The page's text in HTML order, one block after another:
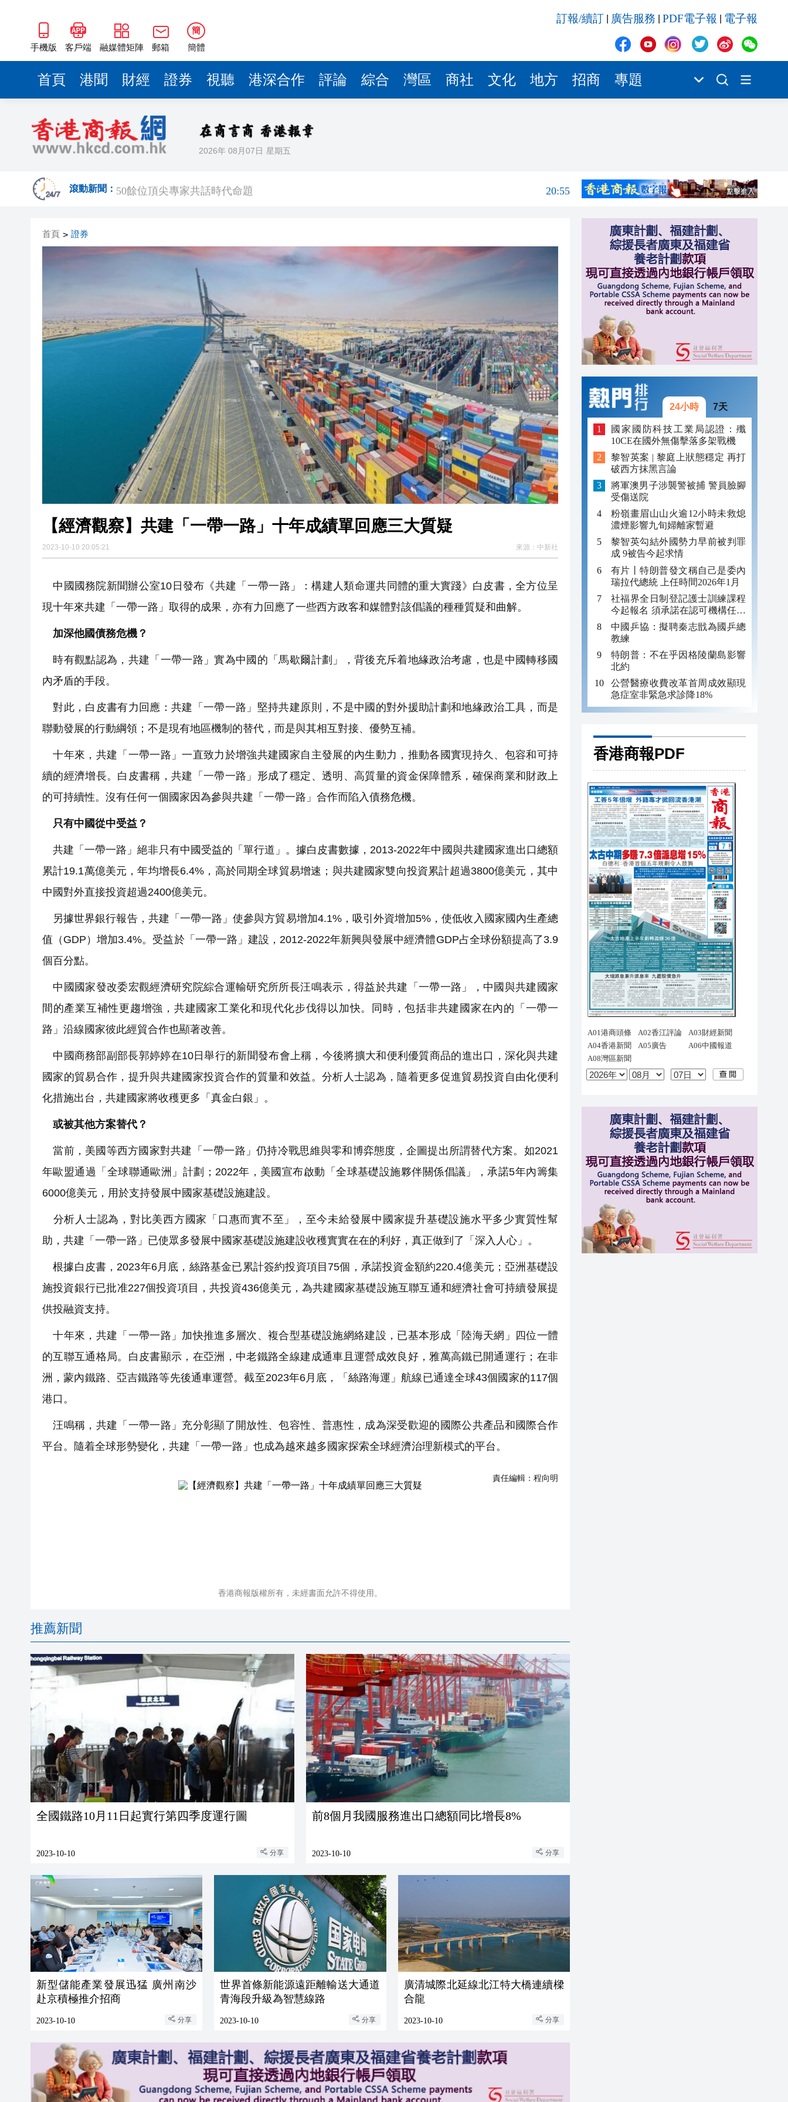
手機版 客戶端 融媒體矩陣 郵箱
簡
簡體
訂報/續訂 廣告服務 PDF電子報 電子報
首頁 港聞 財經 證券 視聽 港深合作 評論 綜合 灣區 商社 文化 地方 招商 專題
2026年 08月07日 星期五
滾動新聞：
海南澄邁文儒煥新升級 五組數據見證文儒沉香從傳統邁向現代
20:42
梁振英率港區全國政協委員考察團來瓊考察
2025年海南儋州以舊換新帶動消費約18億元
20:41
瀋陽鐵西校園閱讀活動解鎖閱讀新玩法
黎智英案｜吳良好：依法公正處理黎智英求情 罪證如山豈能妄想輕判
50餘位頂尖專家共話時代命題
20:55
2025年海南儋州以舊換新帶動消費約18億元
山東26戶省屬國企去年合計營收2.58萬億 利潤總額近936億
瀋陽鐵西校園閱讀活動解鎖閱讀新玩法
黎智英案｜吳良好：依法公正處理黎智英求情 罪證如山豈能妄想輕判
21:08
騰出更多時間專注做好宏福苑火災獨立委員會工作 李家超暫停3項公職委任
21:04
50餘位頂尖專家共話時代命題
20:55
海南澄邁文儒煥新升級 五組數據見證文儒沉香從傳統邁向現代
20:42
梁振英率港區全國政協委員考察團來瓊考察
20:42
2025年海南儋州以舊換新帶動消費約18億元
20:41
山東26戶省屬國企去年合計營收2.58萬億 利潤總額近936億
20:40
瀋陽鐵西校園閱讀活動解鎖閱讀新玩法
20:39
首頁 > 證券
【經濟觀察】共建「一帶一路」十年成績單回應三大質疑
2023-10-10 20:05:21 來源： 中新社
中國國務院新聞辦公室10日發布《共建「一帶一路」：構建人類命運共同體的重大實踐》白皮書，全方位呈
現十年來共建「一帶一路」取得的成果，亦有力回應了一些西方政客和媒體對該倡議的種種質疑和曲解。
加深他國債務危機？
時有觀點認為，共建「一帶一路」實為中國的「馬歇爾計劃」，背後充斥着地緣政治考慮，也是中國轉移國
內矛盾的手段。
對此，白皮書有力回應：共建「一帶一路」堅持共建原則，不是中國的對外援助計劃和地緣政治工具，而是
聯動發展的行動綱領；不是現有地區機制的替代，而是與其相互對接、優勢互補。
十年來，共建「一帶一路」一直致力於增強共建國家自主發展的內生動力，推動各國實現持久、包容和可持
續的經濟增長。白皮書稱，共建「一帶一路」形成了穩定、透明、高質量的資金保障體系，確保商業和財政上
的可持續性。沒有任何一個國家因為參與共建「一帶一路」合作而陷入債務危機。
只有中國從中受益？
共建「一帶一路」絕非只有中國受益的「單行道」。據白皮書數據，2013-2022年中國與共建國家進出口總額
累計19.1萬億美元，年均增長6.4%，高於同期全球貿易增速；與共建國家雙向投資累計超過3800億美元，其中
中國對外直接投資超過2400億美元。
另據世界銀行報告，共建「一帶一路」使參與方貿易增加4.1%，吸引外資增加5%，使低收入國家國內生產總
值（GDP）增加3.4%。受益於「一帶一路」建設，2012-2022年新興與發展中經濟體GDP占全球份額提高了3.9
個百分點。
中國國家發改委宏觀經濟研究院綜合運輸研究所所長汪鳴表示，得益於共建「一帶一路」，中國與共建國家
間的產業互補性更趨增強，共建國家工業化和現代化步伐得以加快。同時，包括非共建國家在內的「一帶一
路」沿線國家彼此經貿合作也顯著改善。
中國商務部副部長郭婷婷在10日舉行的新聞發布會上稱，今後將擴大和便利優質商品的進出口，深化與共建
國家的貿易合作，提升與共建國家投資合作的質量和效益。分析人士認為，隨着更多促進貿易投資自由化便利
化措施出台，共建國家將收穫更多「真金白銀」。
或被其他方案替代？
當前，美國等西方國家對共建「一帶一路」仍持冷戰思維與零和博弈態度，企圖提出所謂替代方案。如2021
年歐盟通過「全球聯通歐洲」計劃；2022年，美國宣布啟動「全球基礎設施夥伴關係倡議」，承諾5年內籌集
6000億美元，用於支持發展中國家基礎設施建設。
分析人士認為，對比美西方國家「口惠而實不至」，至今未給發展中國家提升基礎設施水平多少實質性幫
助，共建「一帶一路」已使眾多發展中國家基礎設施建設收穫實實在在的利好，真正做到了「深入人心」。
根據白皮書，2023年6月底，絲路基金已累計簽約投資項目75個，承諾投資金額約220.4億美元；亞洲基礎設
施投資銀行已批准227個投資項目，共投資436億美元，為共建國家基礎設施互聯互通和經濟社會可持續發展提
供投融資支持。
十年來，共建「一帶一路」加快推進多層次、複合型基礎設施網絡建設，已基本形成「陸海天網」四位一體
的互聯互通格局。白皮書顯示，在亞洲，中老鐵路全線建成通車且運營成效良好，雅萬高鐵已開通運行；在非
洲，蒙內鐵路、亞吉鐵路等先後通車運營。截至2023年6月底，「絲路海運」航線已通達全球43個國家的117個
港口。
汪鳴稱，共建「一帶一路」充分彰顯了開放性、包容性、普惠性，成為深受歡迎的國際公共產品和國際合作
平台。隨着全球形勢變化，共建「一帶一路」也成為越來越多國家探索全球經濟治理新模式的平台。
責任編輯： 程向明
香港商報版權所有，未經書面允許不得使用。
推薦新聞
全國鐵路10月11日起實行第四季度運行圖
2023-10-10 分享
前8個月我國服務進出口總額同比增長8%
2023-10-10 分享
新型儲能產業發展迅猛 廣州南沙
赴京積極推介招商
2023-10-10 分享
世界首條新能源遠距離輸送大通道
青海段升級為智慧線路
2023-10-10 分享
廣清城際北延線北江特大橋連續樑
合龍
2023-10-10 分享
24小時 7天
國家國防科技工業局認證：殲
10CE在國外無傷擊落多架戰機
黎智英案 | 黎庭上狀態穩定 再打
破西方抹黑言論
將軍澳男子涉襲警被捕 警員臉腳
受傷送院
粉嶺畫眉山山火逾12小時未救熄
濃煙影響九旬婦離家暫避
黎智英勾結外國勢力早前被判罪
成 9被告今起求情
有片丨特朗普發文稱自己是委內
瑞拉代總統 上任時間2026年1月
社福界全日制登記護士訓練課程
今起報名 須承諾在認可機構任職
至少三年
中國乒協：擬聘秦志戩為國乒總
教練
特朗普：不在乎因格陵蘭島影響
北約
公營醫療收費改革首周成效顯現
急症室非緊急求診降18%
香港商報PDF